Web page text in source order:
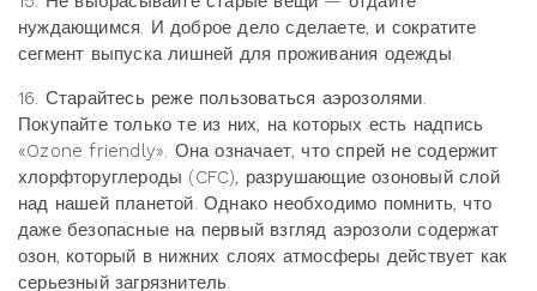
нуждающимся. И доброе дело сделаете, и сократите
сегмент выпуска лишней для проживания одежды.
16. Старайтесь реже пользоваться аэрозолями.
Покупайте только те из них, на которых есть надпись
«Ozone friendly». Она означает, что спрей не содержит
хлорфторуглероды (CFC), разрушающие озоновый слой
над нашей планетой. Однако необходимо помнить, что
даже безопасные на первый взгляд аэрозоли содержат
озон, который в нижних слоях атмосферы действует как
серьезный загрязнитель.